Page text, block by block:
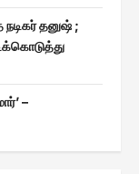
தனுஷ் ;
–